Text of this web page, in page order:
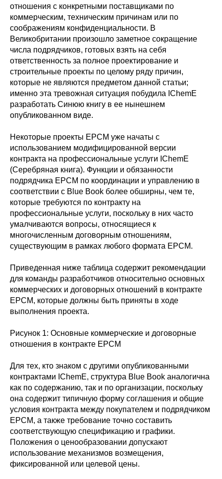
отношения с конкретными поставщиками по
коммерческим, техническим причинам или по
соображениям конфиденциальности. В
Великобритании произошло заметное сокращение
числа подрядчиков, готовых взять на себя
ответственность за полное проектирование и
строительные проекты по целому ряду причин,
которые не являются предметом данной статьи;
именно эта тревожная ситуация побудила IChemE
разработать Синюю книгу в ее нынешнем
опубликованном виде.
Некоторые проекты EPCM уже начаты с
использованием модифицированной версии
контракта на профессиональные услуги IChemE
(Серебряная книга). Функции и обязанности
подрядчика EPCM по координации и управлению в
соответствии с Blue Book более обширны, чем те,
которые требуются по контракту на
профессиональные услуги, поскольку в них часто
умалчиваются вопросы, относящиеся к
многочисленным договорным отношениям,
существующим в рамках любого формата EPCM.
Приведенная ниже таблица содержит рекомендации
для команды разработчиков относительно основных
коммерческих и договорных отношений в контракте
EPCM, которые должны быть приняты в ходе
выполнения проекта.
Рисунок 1: Основные коммерческие и договорные
отношения в контракте EPCM
Для тех, кто знаком с другими опубликованными
контрактами IChemE, структура Blue Book аналогична
как по содержанию, так и по организации, поскольку
она содержит типичную форму соглашения и общие
условия контракта между покупателем и подрядчиком
EPCM, а также требование точно составить
соответствующую спецификацию и графики.
Положения о ценообразовании допускают
использование механизмов возмещения,
фиксированной или целевой цены.